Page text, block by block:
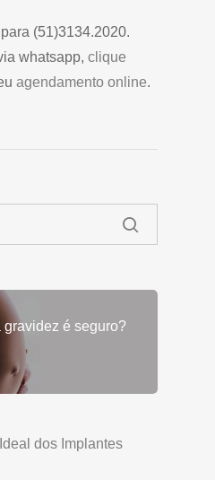
(51)3134.2020.
whatsapp, clique
agendamento online.
é seguro?
dos Implantes